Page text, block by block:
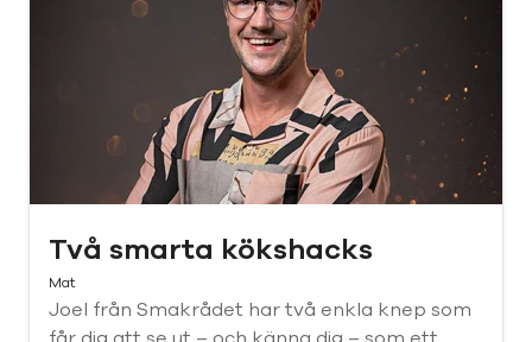
Två smarta kökshacks
Mat
Joel från Smakrådet har två enkla knep som